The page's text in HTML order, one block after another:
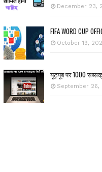
December 23,
FIFA WORD CUP
October 19,
यूट्यूब पर 1000
September 26,